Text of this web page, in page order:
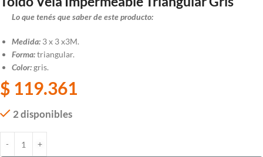
Lo que tenés que saber de este producto:
Medida: 3 x 3 x3M.
Forma:triangular.
Color: gris.
$ 119.361
2 disponibles